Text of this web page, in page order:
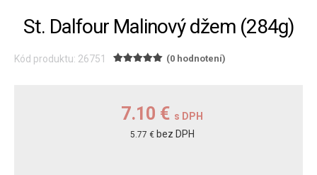
St. Dalfour Malinový džem (284g)
Kód produktu: 26751 (0 hodnotení)
7.10 € s DPH
5.77 € bez DPH